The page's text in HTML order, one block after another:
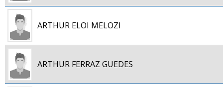
ARTHUR ELOI MELOZI
ARTHUR FERRAZ GUEDES